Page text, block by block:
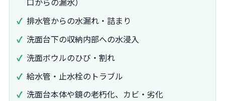
排水管からの水漏れ・詰まり
洗面台下の収納内部への水浸入
洗面ボウルのひび・割れ
給水管・止水栓のトラブル
洗面台本体や鏡の老朽化、カビ・劣化